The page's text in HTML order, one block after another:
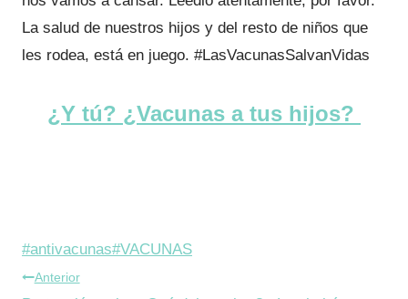
La salud de nuestros hijos y del resto de niños que
les rodea, está en juego. #LasVacunasSalvanVidas
¿Y tú? ¿Vacunas a tus hijos?
Etiquetas
de
#antivacunas#VACUNAS
Navegación
Anterior